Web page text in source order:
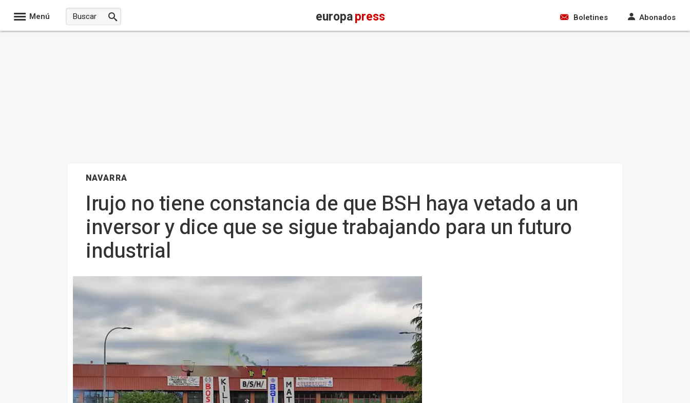
Menú europapress Boletines Abonados
NAVARRA
Irujo no tiene constancia de que BSH haya vetado a un
inversor y dice que se sigue trabajando para un futuro
industrial